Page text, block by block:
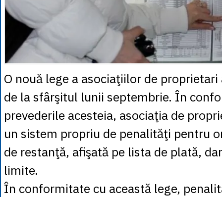
O nouă lege a asociaţiilor de
de la sfârşitul lunii septembrie. În
prevederile acesteia, asociaţia de
un sistem propriu de penalităţi pentru
de restanţă, afişată pe lista de plată,
limite.
În conformitate cu această lege,